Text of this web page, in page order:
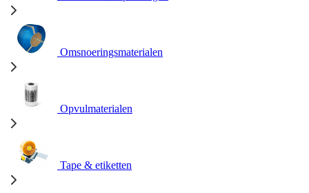
Omsnoeringsmaterialen
Opvulmaterialen
Tape & etiketten